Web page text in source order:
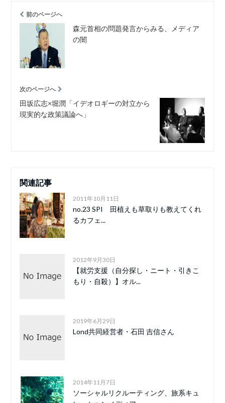
前のページへ
森元首相の問題発言からみる、メディア
の闇
次のページへ
田坂広志×堀潤「イデオロギーの対立から
現実的な政策議論へ」
関連記事
2011年10月11日
no.23 SPI 田植えも草取りも教えてくれ
るカフェ...
2012年9月30日
【就労支援（自分探し・ニート・引きこ
もり・自殺）】オル...
2019年6月29日
Lond共同経営者・石田 吉信さん
2014年11月7日
ソーシャルリクルーティング、旅系キュ